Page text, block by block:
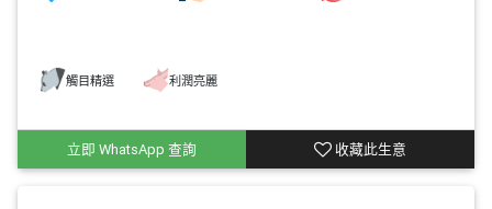
觸目精選 利潤亮麗
立即 WhatsApp 查詢 收藏此生意